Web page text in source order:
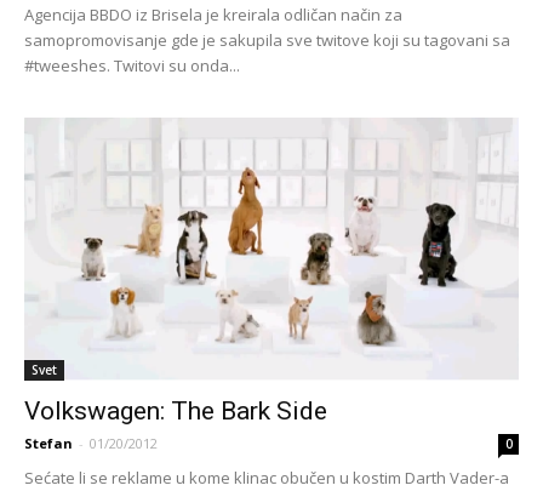
Agencija BBDO iz Brisela je kreirala odličan način za
samopromovisanje gde je sakupila sve twitove koji su tagovani sa
#tweeshes. Twitovi su onda...
Svet
Volkswagen: The Bark Side
Stefan - 01/20/2012 0
Sećate li se reklame u kome klinac obučen u kostim Darth Vader-a